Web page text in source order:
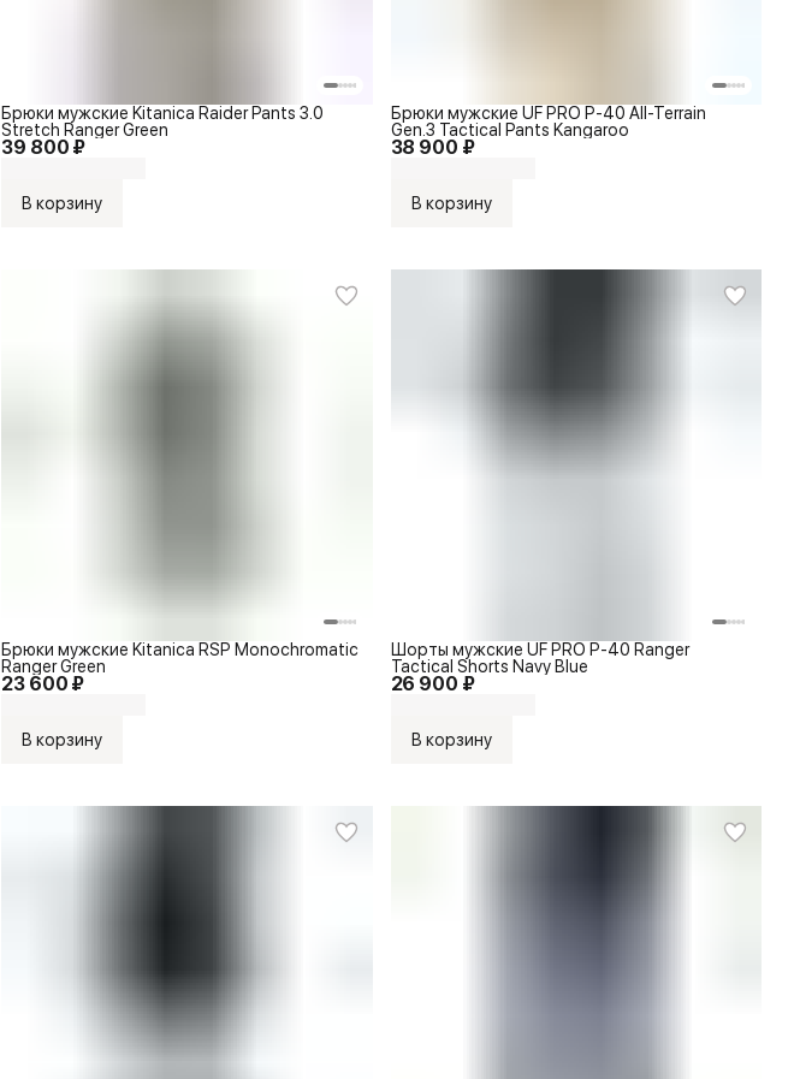
39 800 ₽
Брюки мужские Kitanica Raider Pants 3.0
Stretch Ranger Green
В корзину
38 900 ₽
Брюки мужские UF PRO P-40 All-Terrain
Gen.3 Tactical Pants Kangaroo
В корзину
23 600 ₽
Брюки мужские Kitanica RSP Monochromatic
Ranger Green
В корзину
26 900 ₽
Шорты мужские UF PRO P-40 Ranger
Tactical Shorts Navy Blue
В корзину